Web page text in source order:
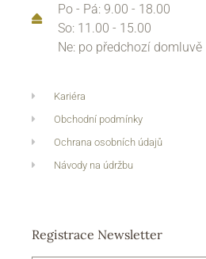
Po - Pá: 9.00 - 18.00
So: 11.00 - 15.00
Ne: po předchozí domluvě
Kariéra
Obchodní podmínky
Ochrana osobních údajů
Návody na údržbu
Registrace Newsletter